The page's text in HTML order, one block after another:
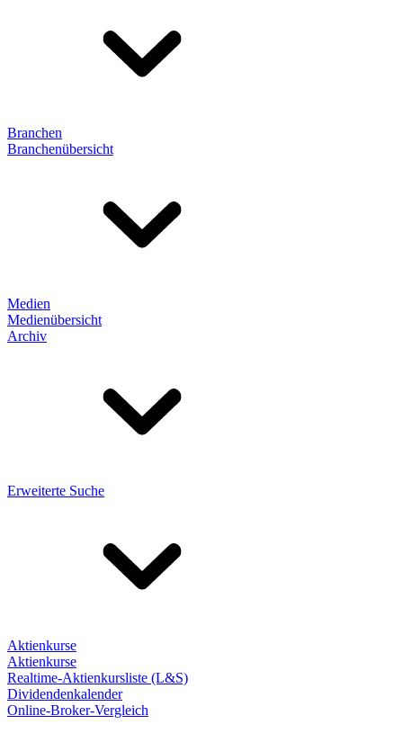
Branchen
Branchenübersicht
Medien
Medienübersicht
Archiv
Erweiterte Suche
Aktienkurse
Aktienkurse
Realtime-Aktienkursliste (L&S)
Dividendenkalender
Online-Broker-Vergleich